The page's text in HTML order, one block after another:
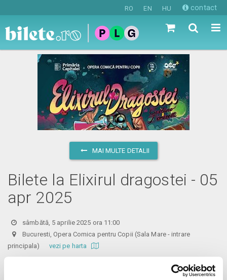
RO EN HU contact
MAI MULTE DETALII
Bilete la Elixirul dragostei - 05
apr 2025
sâmbătă, 5 aprilie 2025 ora 11:00
Bucuresti, Opera Comica pentru Copii (Sala Mare - intrare
principala) vezi pe harta
Biletele comandate pe www.bilete.ro cu maximum 3 zile inainte de
spectacol, se vor achita/ridica cu o zi inaintea spectacolului pana in